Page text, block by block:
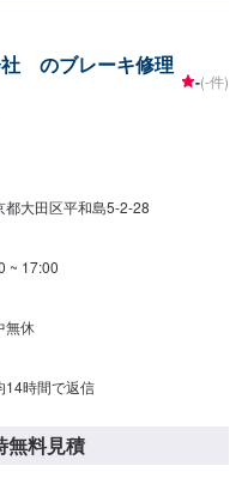
社 のブレーキ修理
-(-件)
都大田区平和島5-2-28
~ 17:00
無休
14時間で返信
無料見積